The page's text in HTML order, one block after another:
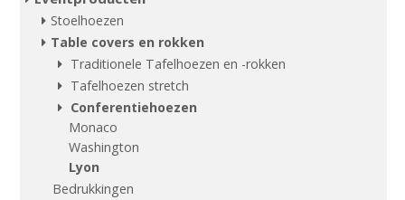
Stoelhoezen
Table covers en rokken
Traditionele Tafelhoezen en -rokken
Tafelhoezen stretch
Conferentiehoezen
Monaco
Washington
Lyon
Bedrukkingen